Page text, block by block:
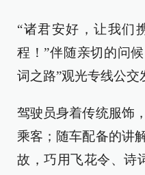
“诸君安好，让我们
程！”伴随亲切的问
词之路”观光专线公交
驾驶员身着传统服饰
乘客；随车配备的讲
故，巧用飞花令、诗